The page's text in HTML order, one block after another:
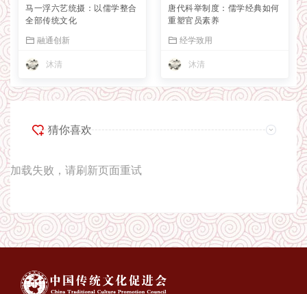
马一浮六艺统摄：以儒学整合
全部传统文化
融通创新
沐清
唐代科举制度：儒学经典如何
重塑官员素养
经学致用
沐清
猜你喜欢
加载失败，请刷新页面重试